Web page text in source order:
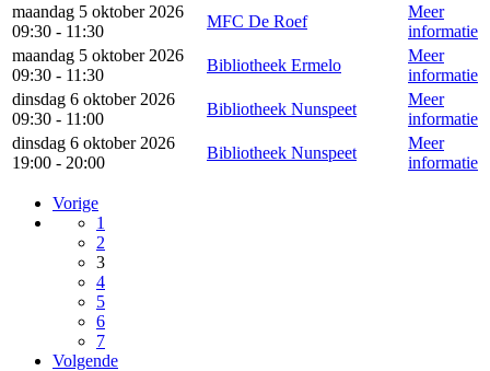
maandag 5 oktober 2026
09:30 - 11:30
MFC De Roef
Meer
informatie
maandag 5 oktober 2026
09:30 - 11:30
Bibliotheek Ermelo
Meer
informatie
dinsdag 6 oktober 2026
09:30 - 11:00
Bibliotheek Nunspeet
Meer
informatie
dinsdag 6 oktober 2026
19:00 - 20:00
Bibliotheek Nunspeet
Meer
informatie
Vorige
1
2
3
4
5
6
7
Volgende